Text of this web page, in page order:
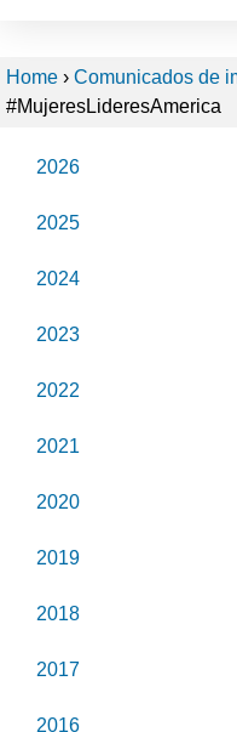
Home › Comunicados de
#MujeresLideresAmerica
2026
2025
2024
2023
2022
2021
2020
2019
2018
2017
2016